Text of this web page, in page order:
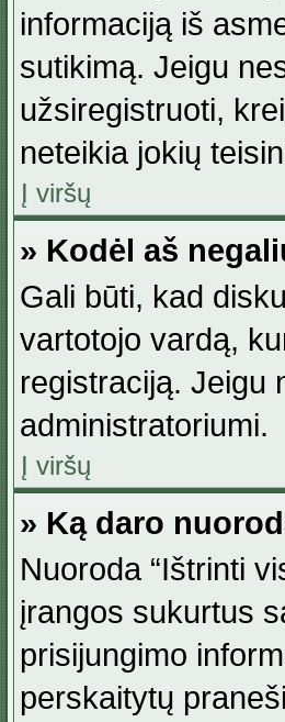
informaciją iš
sutikimą. Jeigu
užsiregistruoti,
neteikia jokių
Į viršų
» Kodėl aš
Gali būti, kad
vartotojo vardą,
registraciją. Jeigu
administratoriumi.
Į viršų
» Ką daro
Nuoroda “Ištrinti
įrangos sukurtus
prisijungimo
perskaitytų